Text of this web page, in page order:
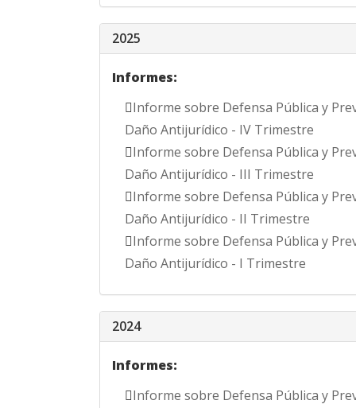
2025
Informes:
Informe sobre Defensa Pública y
Daño Antijurídico - IV Trimestre
Informe sobre Defensa Pública y
Daño Antijurídico - III Trimestre
Informe sobre Defensa Pública y
Daño Antijurídico - II Trimestre
Informe sobre Defensa Pública y
Daño Antijurídico - I Trimestre
2024
Informes:
Informe sobre Defensa Pública y